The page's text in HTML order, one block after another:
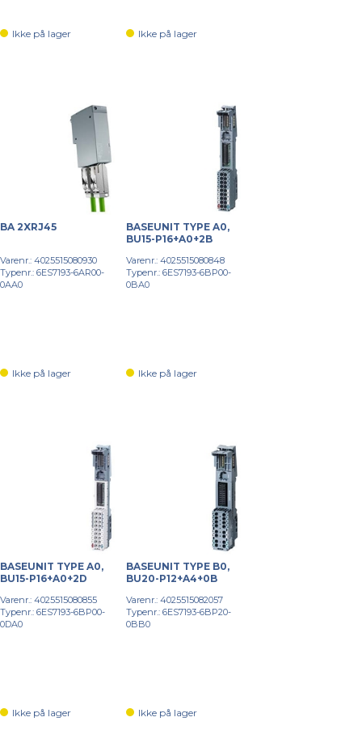
Ikke på lager Ikke på lager
BA 2XRJ45
Varenr.: 4025515080930
Typenr.: 6ES7193-6AR00-
0AA0
Ikke på lager
BASEUNIT TYPE A0,
BU15-P16+A0+2B
Varenr.: 4025515080848
Typenr.: 6ES7193-6BP00-
0BA0
Ikke på lager
BASEUNIT TYPE A0,
BU15-P16+A0+2D
Varenr.: 4025515080855
Typenr.: 6ES7193-6BP00-
0DA0
Ikke på lager
BASEUNIT TYPE B0,
BU20-P12+A4+0B
Varenr.: 4025515082057
Typenr.: 6ES7193-6BP20-
0BB0
Ikke på lager